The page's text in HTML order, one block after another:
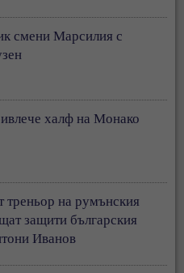
смени Марсилия с
халф на Монако
треньор на румънския
защити българския
Иванов